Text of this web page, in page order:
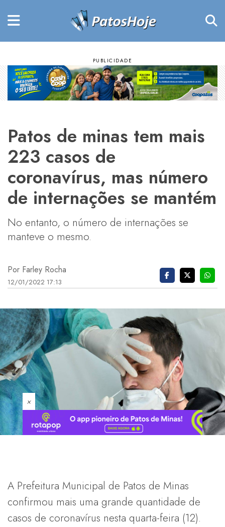
Patos de minas tem mais
223 casos de
coronavírus, mas número
de internações se mantém
No entanto, o número de internações se
manteve o mesmo.
Por Farley Rocha
12/01/2022 17:13
×
A Prefeitura Municipal de Patos de Minas
confirmou mais uma grande quantidade de
casos de coronavírus nesta quarta-feira (12).